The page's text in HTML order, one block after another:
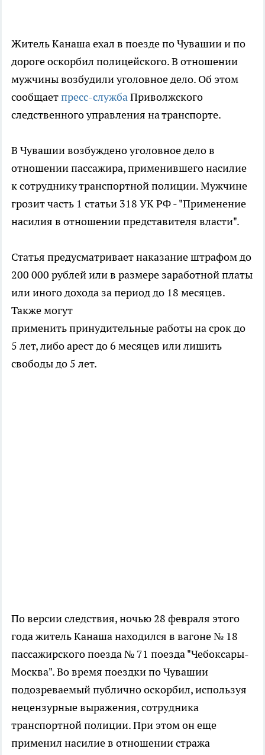
Житель Канаша ехал в поезде по Чувашии и по
дороге оскорбил полицейского. В отношении
мужчины возбудили уголовное дело. Об этом
сообщаетпресс-службаПриволжского
следственного управления на транспорте.
В Чувашии возбуждено уголовное дело в
отношении пассажира, применившего насилие
к сотруднику транспортной полиции. Мужчине
грозит часть 1 статьи 318 УК РФ - "Применение
насилия в отношении представителя власти".
Статья предусматривает наказание штрафом до
200 000 рублей или в размере заработной платы
или иного дохода за период до 18 месяцев.
Также могут
применить принудительные работы на срок до
5 лет, либо арест до 6 месяцев или лишить
свободы до 5 лет.
По версии следствия, ночью 28 февраля этого
года житель Канаша находился в вагоне № 18
пассажирского поезда № 71 поезда "Чебоксары-
Москва". Во время поездки по Чувашии
подозреваемый публично оскорбил, используя
нецензурные выражения, сотрудника
транспортной полиции. При этом он еще
применил насилие в отношении стража